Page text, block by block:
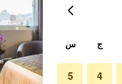
ج س
4
5